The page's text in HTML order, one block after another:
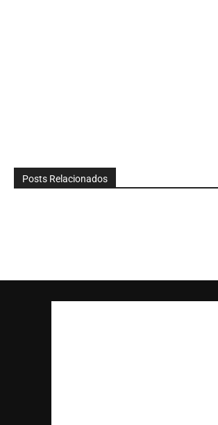
Posts Relacionados